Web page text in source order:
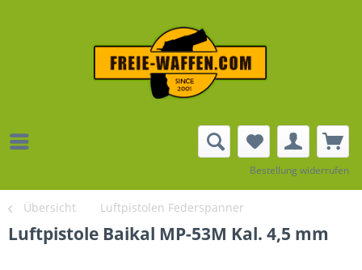
Bestellung widerrufen
Übersicht Luftpistolen Federspanner
Luftpistole Baikal MP-53M Kal. 4,5 mm